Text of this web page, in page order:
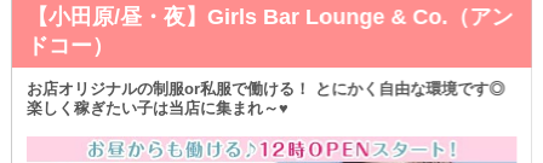
～✦飲まなくてもOK✦～
《MM》は、ノンアル勤務も大歓迎です！
ニガテな子も、そもそも体質的にNGな子も、気分で飲み物を変え
たい子も問題なし◎
お好きなソフトドリンクをお選びください☆
【小田原/昼・夜】Girls Bar Lounge & Co.（アン
ドコー）
お店オリジナルの制服or私服で働ける！ とにかく自由な環境です◎
楽しく稼ぎたい子は当店に集まれ～♥